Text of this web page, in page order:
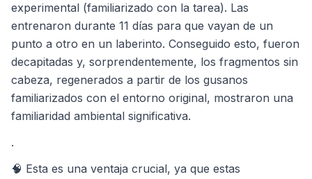
experimental (familiarizado con la tarea). Las
entrenaron durante 11 días para que vayan de un
punto a otro en un laberinto. Conseguido esto, fueron
decapitadas y, sorprendentemente, los fragmentos sin
cabeza, regenerados a partir de los gusanos
familiarizados con el entorno original, mostraron una
familiaridad ambiental significativa.
.
🧠 Esta es una ventaja crucial, ya que estas